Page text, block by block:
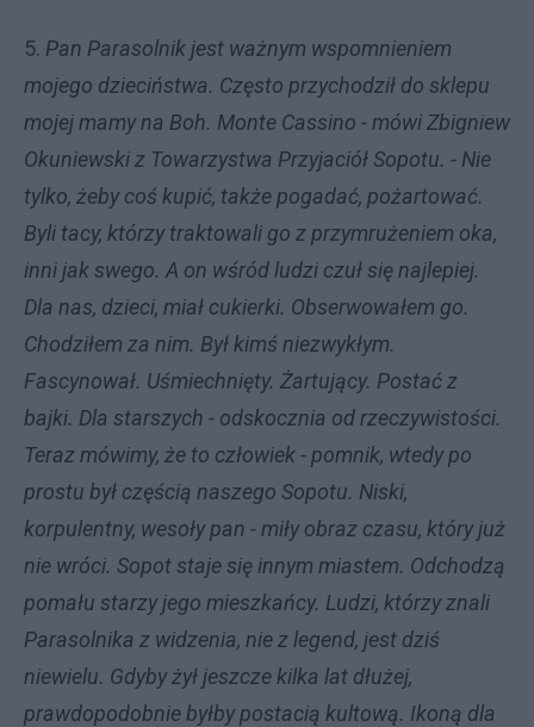
5. Pan Parasolnik jest ważnym wspomnieniem
mojego dzieciństwa. Często przychodził do sklepu
mojej mamy na Boh. Monte Cassino - mówi Zbigniew
Okuniewski z Towarzystwa Przyjaciół Sopotu. - Nie
tylko, żeby coś kupić, także pogadać, pożartować.
Byli tacy, którzy traktowali go z przymrużeniem oka,
inni jak swego. A on wśród ludzi czuł się najlepiej.
Dla nas, dzieci, miał cukierki. Obserwowałem go.
Chodziłem za nim. Był kimś niezwykłym.
Fascynował. Uśmiechnięty. Żartujący. Postać z
bajki. Dla starszych - odskocznia od rzeczywistości.
Teraz mówimy, że to człowiek - pomnik, wtedy po
prostu był częścią naszego Sopotu. Niski,
korpulentny, wesoły pan - miły obraz czasu, który już
nie wróci. Sopot staje się innym miastem. Odchodzą
pomału starzy jego mieszkańcy. Ludzi, którzy znali
Parasolnika z widzenia, nie z legend, jest dziś
niewielu. Gdyby żył jeszcze kilka lat dłużej,
prawdopodobnie byłby postacią kultową. Ikoną dla